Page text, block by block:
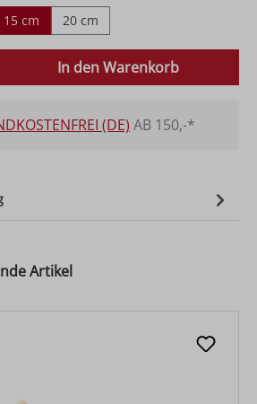
15 cm 20 cm
Gib den gewünschten
In den Warenkorb
(DE) AB 150,-*
Artikel